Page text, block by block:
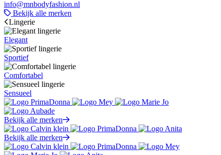
info@mnbodyfashion.nl
Bekijk alle merken
Lingerie
Elegant
Sportief
Comfortabel
Sensueel
Bekijk alle merken
Bekijk alle merken